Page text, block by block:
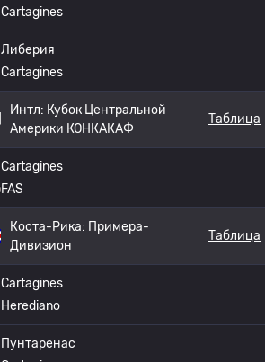
Cartagines
Либерия
Cartagines
Интл: Кубок Центральной
Америки КОНКАКАФ
Таблица
Cartagines
FAS
Коста-Рика: Примера-
Дивизион
Таблица
Cartagines
Herediano
Пунтаренас